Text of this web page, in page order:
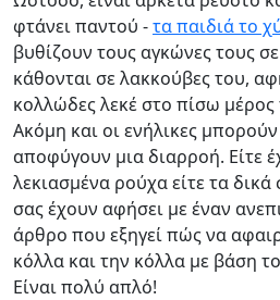
φτάνει παντού -τα παιδιά το
βυθίζουν τους αγκώνες τους
κάθονται σε λακκούβες του,
κολλώδες λεκέ στο πίσω
Ακόμη και οι ενήλικες
αποφύγουν μια διαρροή. Είτε
λεκιασμένα ρούχα είτε τα δικά
σας έχουν αφήσει με έναν
άρθρο που εξηγεί πώς να
κόλλα και την κόλλα με βάση
Είναι πολύ απλό!